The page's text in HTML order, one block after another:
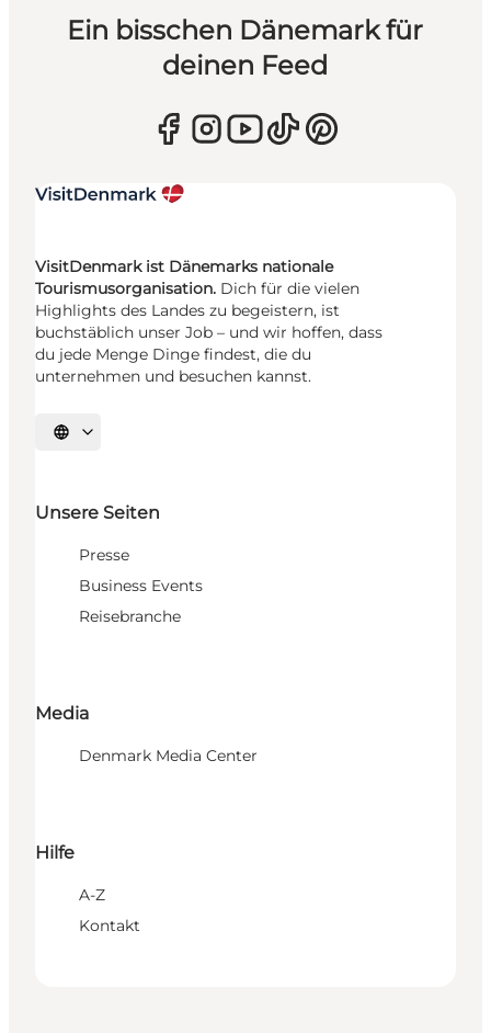
Ein bisschen Dänemark für
deinen Feed
VisitDenmark ist Dänemarks nationale
Tourismusorganisation. Dich für die vielen
Highlights des Landes zu begeistern, ist
buchstäblich unser Job – und wir hoffen, dass
du jede Menge Dinge findest, die du
unternehmen und besuchen kannst.
Sprache auswählen
Unsere Seiten
Presse
Business Events
Reisebranche
Media
Denmark Media Center
Hilfe
A-Z
Kontakt